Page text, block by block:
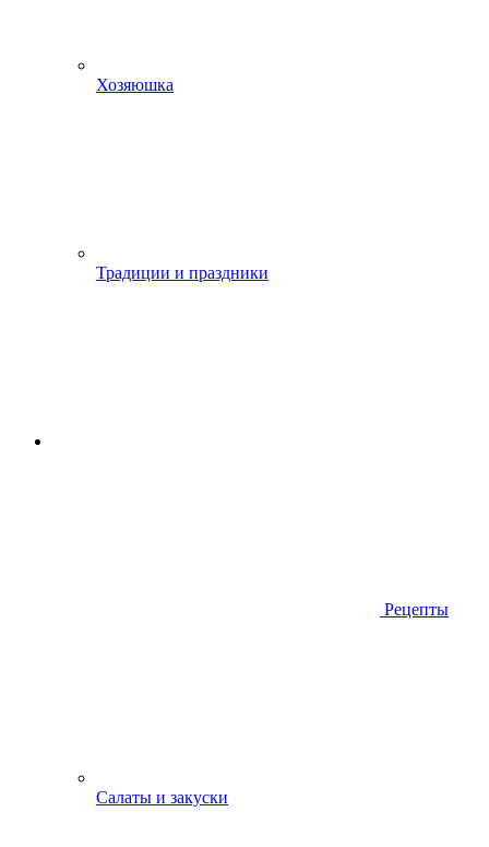
Хозяюшка
Традиции и праздники
Рецепты
Салаты и закуски